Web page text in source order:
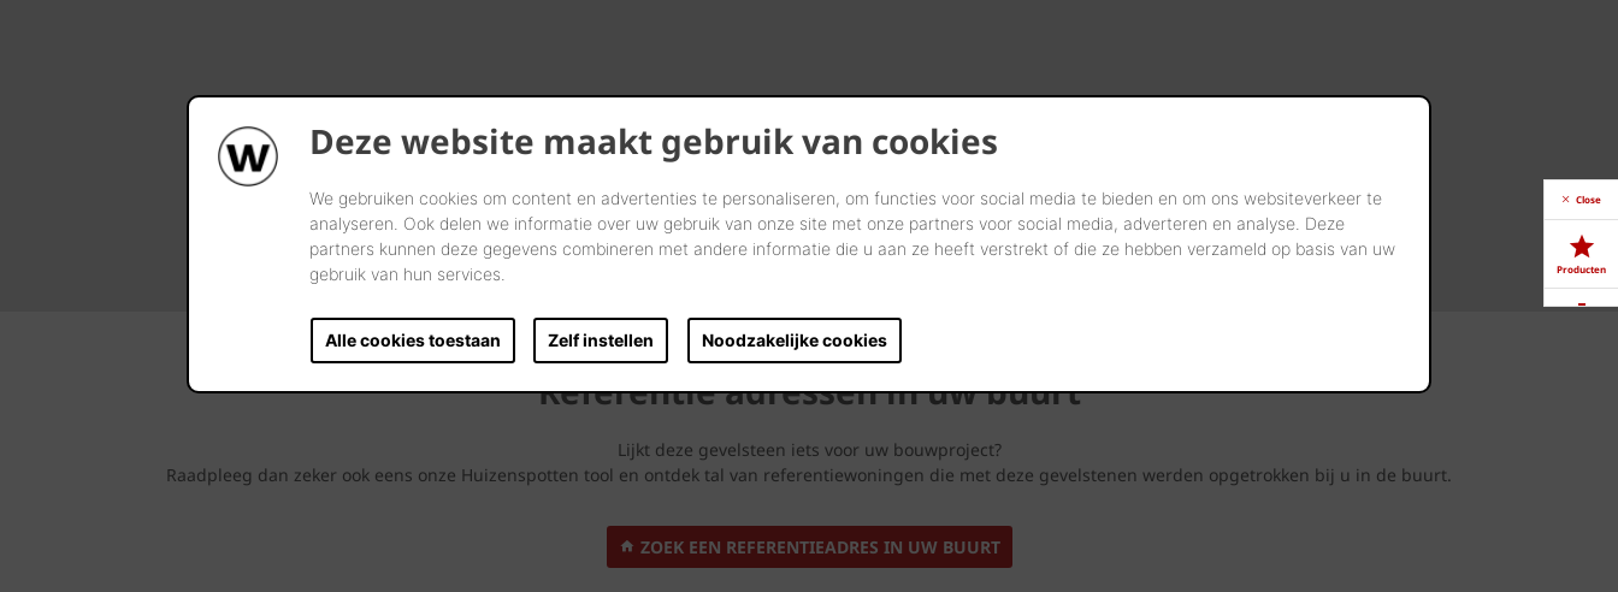
Deze website maakt gebruik van cookies
We gebruiken cookies om content en advertenties te personaliseren, om functies voor social media te bieden en om ons websiteverkeer te
analyseren. Ook delen we informatie over uw gebruik van onze site met onze partners voor social media, adverteren en analyse. Deze
partners kunnen deze gegevens combineren met andere informatie die u aan ze heeft verstrekt of die ze hebben verzameld op basis van uw
gebruik van hun services.
Alle cookies toestaan Zelf instellen Noodzakelijke cookies
Referentie adressen in uw buurt
Lijkt deze gevelsteen iets voor uw bouwproject?
Raadpleeg dan zeker ook eens onze Huizenspotten tool en ontdek tal van referentiewoningen die met deze gevelstenen werden opgetrokken bij u in de buurt.
ZOEK EEN REFERENTIEADRES IN UW BUURT
Close
Producten